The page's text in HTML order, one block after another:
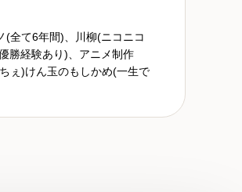
(全て6年間)、川柳(ニコニコ
勝経験あり)、アニメ制作
ぇ)けん玉のもしかめ(一生で